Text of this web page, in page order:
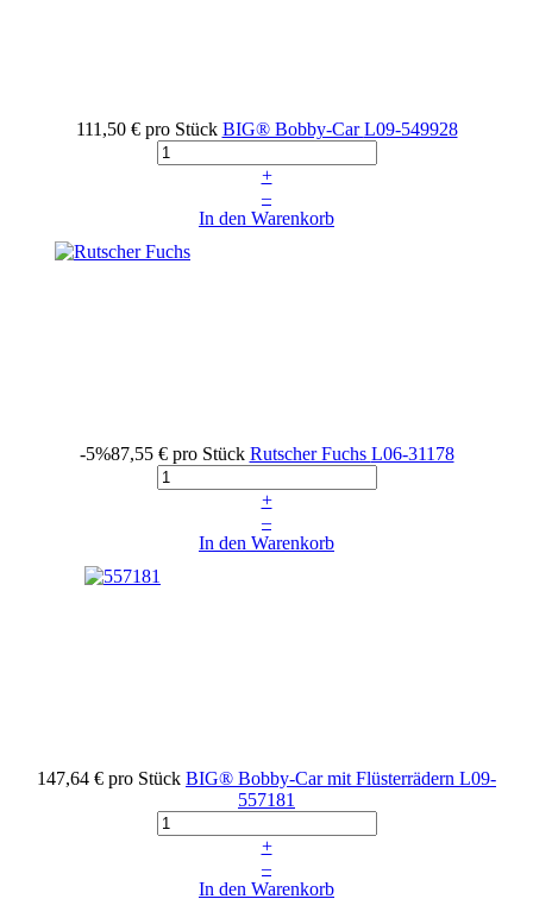
111,50 € pro Stück BIG® Bobby-CarL09-549928
+
–
In den Warenkorb
-5%87,55 € pro Stück Rutscher Fuchs L06-31178
+
–
In den Warenkorb
147,64 € pro Stück BIG® Bobby-Car mit Flüsterrädern L09-
557181
+
–
In den Warenkorb